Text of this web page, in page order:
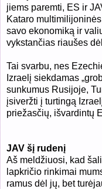
jiems paremti, ES ir
Kataro
savo ekonomiką ir
vykstančias riaušes
Tai svarbu, nes
Izraelį siekdamas
sunkumus Rusijoje,
įsiveržti į turtingą
priežasčių, išvardintų
JAV šį rudenį
Aš meldžiuosi, kad
lapkričio rinkimai
ramus dėl jų, bet